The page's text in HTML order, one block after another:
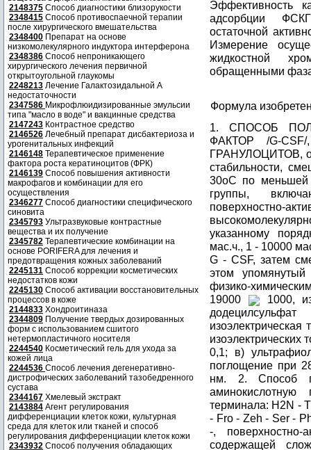
2148375 Способ диагностики близорукости
2348415 Способ противоспаечной терапии
после хирургического вмешательства
2348400 Препарат на основе
низкомолекулярного индуктора интерферона
2348386 Способ непроникающего
хирургического лечения первичной
открытоугольной глаукомы
2248213 Лечение Галактозидальной А
недостаточности
2347586 Микрофлюидизированные эмульсии
типа "масло в воде" и вакцинные средства
2147243 Контрастное средство
2146526 Лечебный препарат дисбактериоза и
урогенитальных инфекций
2146148 Терапевтическое применение
фактора роста кератиноцитов (ФРК)
2146139 Способ повышения активности
макрофагов и комбинации для его
осуществления
2346277 Способ диагностики специфического
синовита
2345793 Ультразвуковые контрастные
вещества и их получение
2345782 Терапевтические комбинации на
основе PORIFERA для лечения и
предотвращения кожных заболеваний
2245131 Способ коррекции косметических
недостатков кожи
2245130 Способ активации восстановительных
процессов в коже
2144833 Хондроитиназа
2344809 Получение твердых дозированных
форм с использованием сшитого
нетермопластичного носителя
2244540 Косметический гель для ухода за
кожей лица
2244536 Способ лечения дегенеративно-
дистрофических заболеваний тазобедренного
сустава
2344167 Хмелевый экстракт
2143884 Агент регулирования
дифференциации клеток кожи, культурная
среда для клеток или тканей и способ
регулирования дифференциации клеток кожи
2343932 Способ получения обладающих
Эффективность
адсорбции
остаточной
Измерение
жидкостной
обращенными
Формула
1. СПОСОБ
ФАКТОР /G-
ГРАНУЛОЦИТОВ,
стабильности,
30oС по
группы,
поверхностно-
указанному
мас.ч., 1 - 10000
G - CSF, затем
этом
физико-
19000
1000,
изоэлектрических
0,1; в)
поглощение при
нм. 2. Способ
терминала: H2N -
- Fro - Zeh - Ser -
-,
содержащей